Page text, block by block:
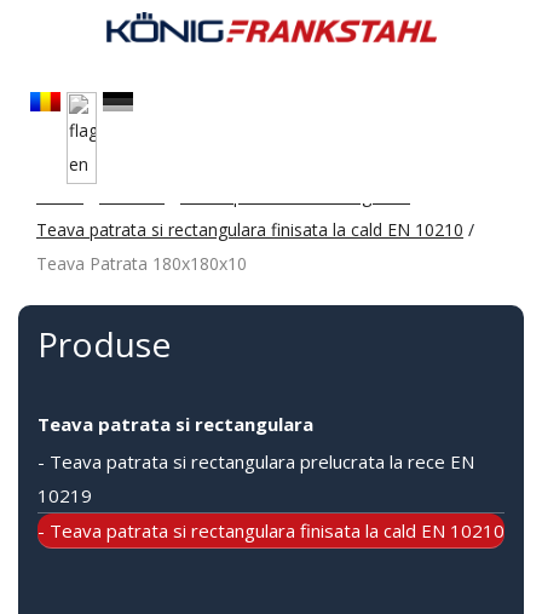
Teava patrata si rectangulara finisata la cald EN 10210 /
Teava Patrata 180x180x10
Produse
Teava patrata si rectangulara
- Teava patrata si rectangulara prelucrata la rece EN
10219
- Teava patrata si rectangulara finisata la cald EN 10210